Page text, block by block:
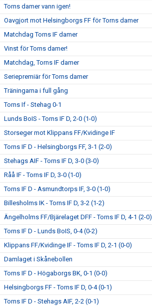
Torns damer vann igen!
Oavgjort mot Helsingborgs FF för Torns damer
Matchdag Torns IF damer
Vinst för Torns damer!
Matchdag, Torns IF damer
Seriepremiär för Torns damer
Träningarna i full gång
Torns If - Stehag 0-1
Lunds BoIS - Torns IF D, 2-0 (1-0)
Storseger mot Klippans FF/Kvidinge IF
Torns IF D - Helsingborgs FF, 3-1 (2-0)
Stehags AIF - Torns IF D, 3-0 (3-0)
Råå IF - Torns IF D, 3-0 (1-0)
Torns IF D - Asmundtorps IF, 3-0 (1-0)
Billesholms IK - Torns IF D, 3-2 (1-2)
Ängelholms FF/Bjärelaget DFF - Torns IF D, 4-1 (2-0)
Torns IF D - Lunds BoIS, 0-4 (0-2)
Klippans FF/Kvidinge IF - Torns IF D, 2-1 (0-0)
Damlaget i Skånebollen
Torns IF D - Högaborgs BK, 0-1 (0-0)
Helsingborgs FF - Torns IF D, 0-4 (0-1)
Torns IF D - Stehags AIF, 2-2 (0-1)